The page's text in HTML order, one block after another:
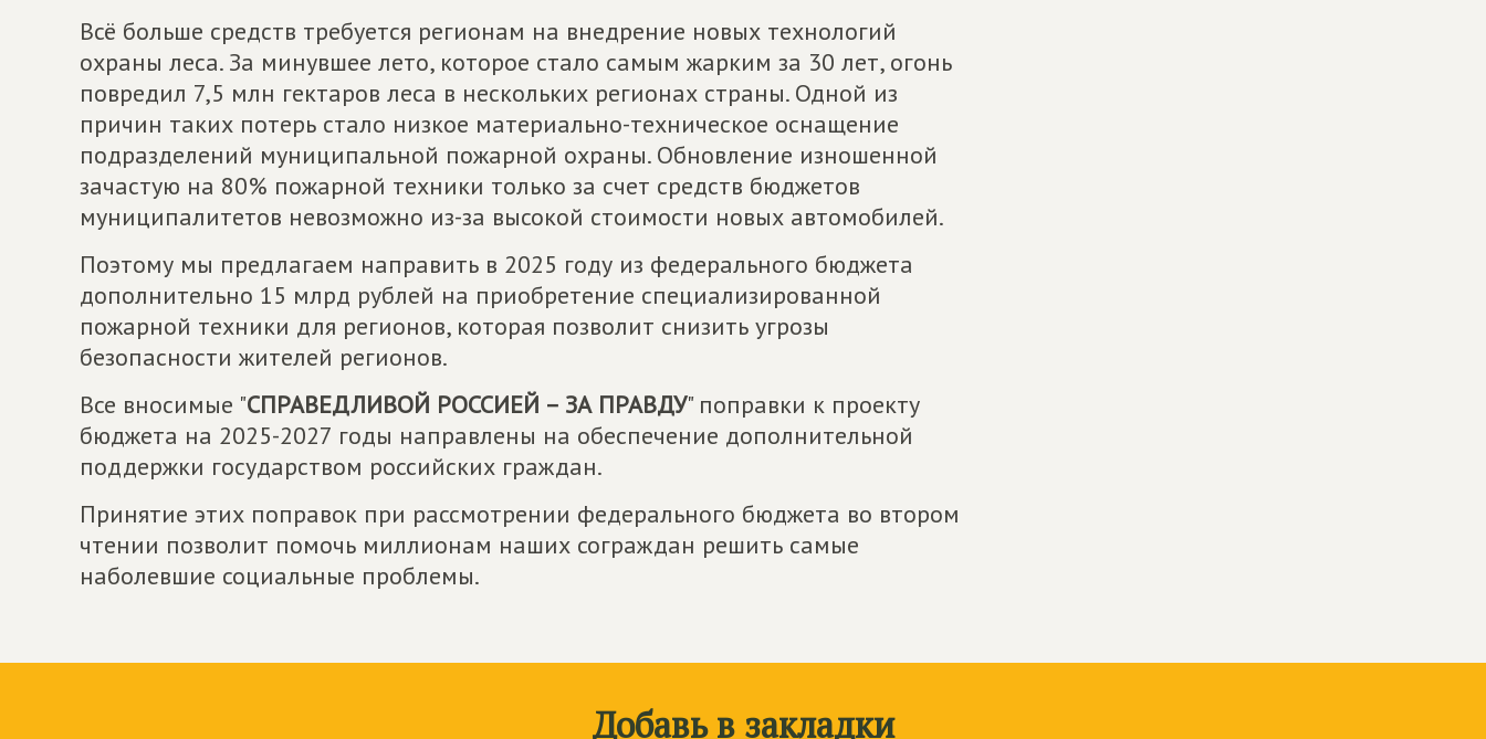
Всё больше средств требуется регионам на внедрение новых технологий
охраны леса. За минувшее лето, которое стало самым жарким за 30 лет, огонь
повредил 7,5 млн гектаров леса в нескольких регионах страны. Одной из
причин таких потерь стало низкое материально-техническое оснащение
подразделений муниципальной пожарной охраны. Обновление изношенной
зачастую на 80% пожарной техники только за счет средств бюджетов
муниципалитетов невозможно из-за высокой стоимости новых автомобилей.
Поэтому мы предлагаем направить в 2025 году из федерального бюджета
дополнительно 15 млрд рублей на приобретение специализированной
пожарной техники для регионов, которая позволит снизить угрозы
безопасности жителей регионов.
Все вносимые "СПРАВЕДЛИВОЙ РОССИЕЙ – ЗА ПРАВДУ" поправки к проекту
бюджета на 2025-2027 годы направлены на обеспечение дополнительной
поддержки государством российских граждан.
Принятие этих поправок при рассмотрении федерального бюджета во втором
чтении позволит помочь миллионам наших сограждан решить самые
наболевшие социальные проблемы.
Добавь в закладки